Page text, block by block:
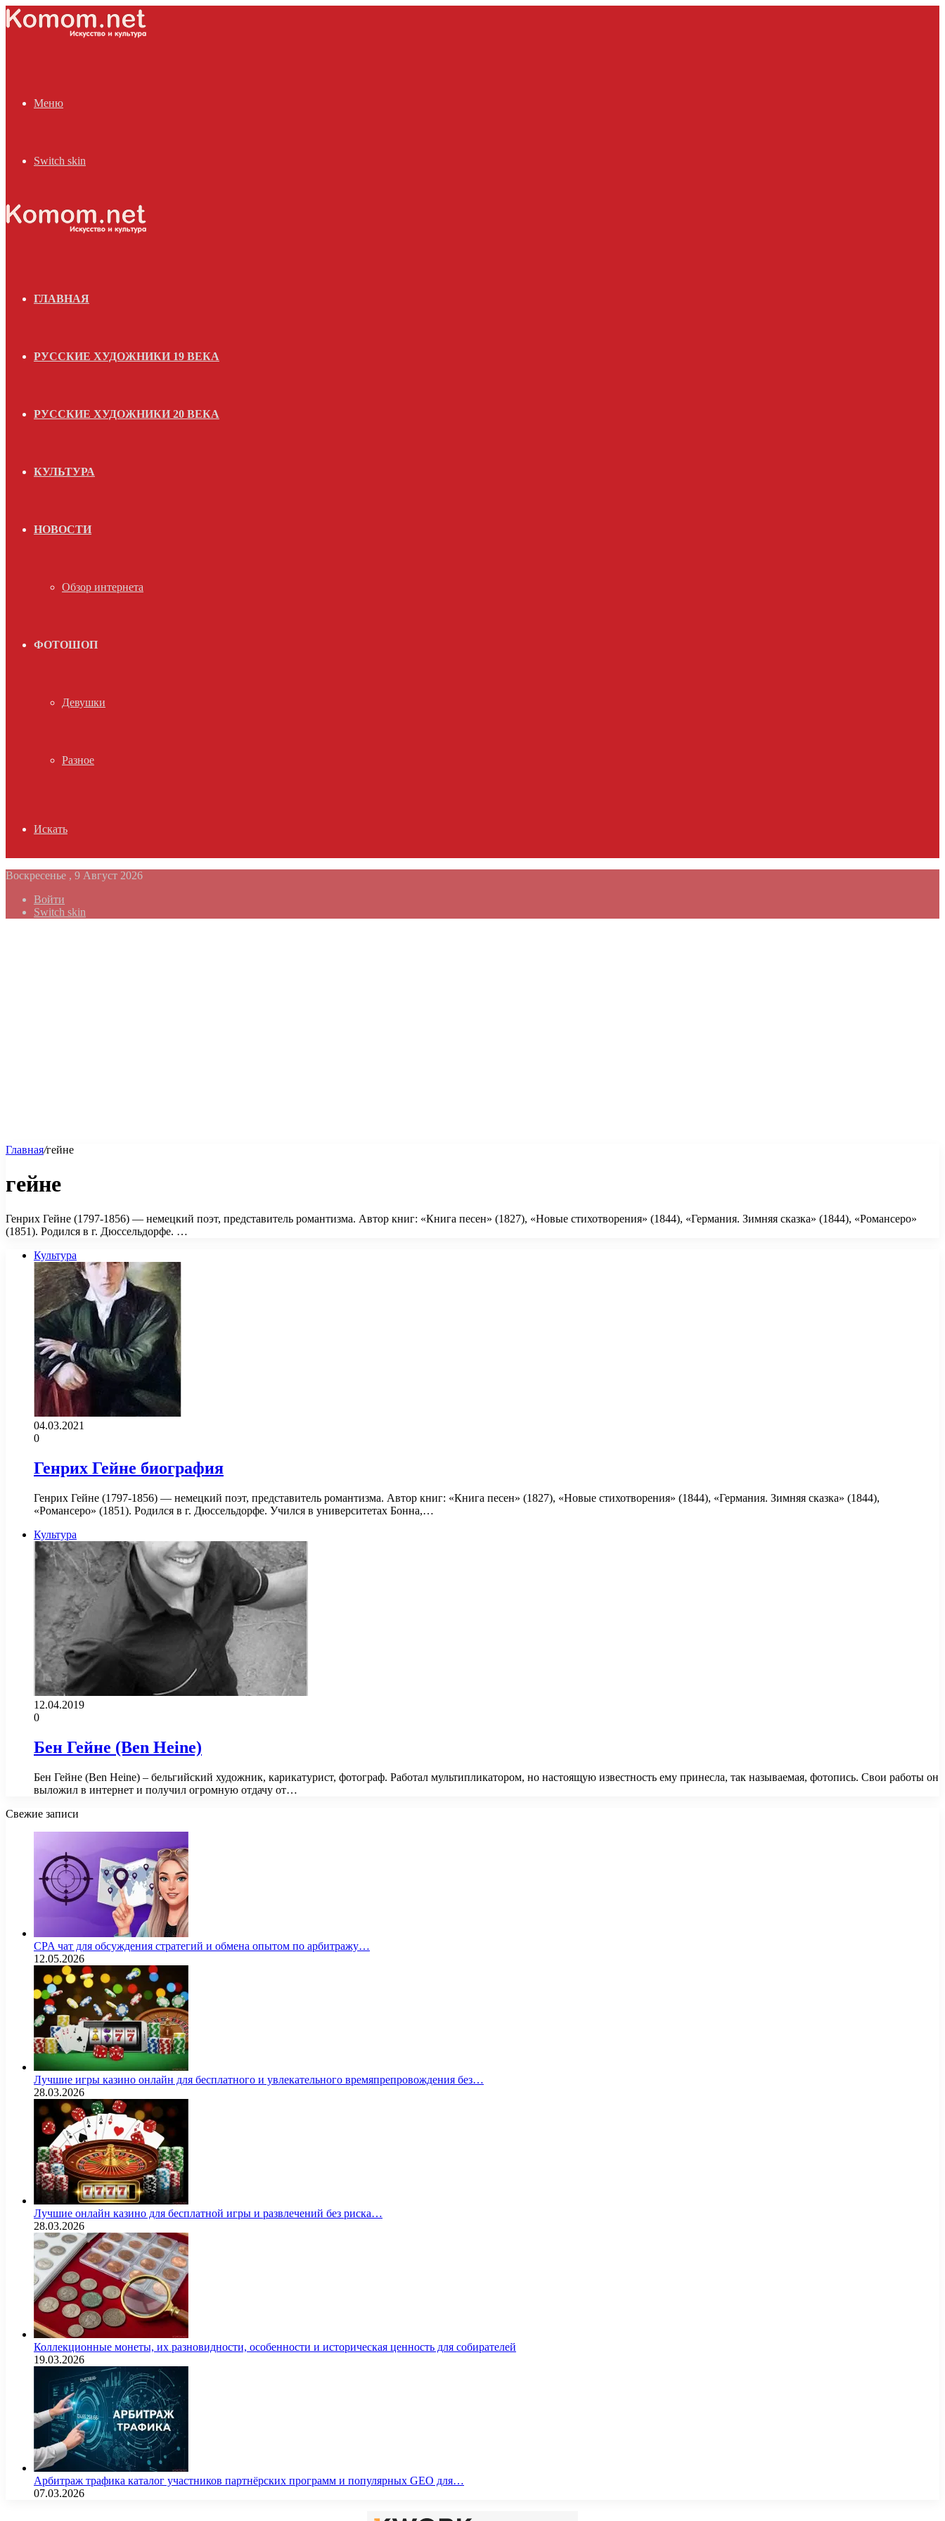
Меню
Switch skin
ГЛАВНАЯ
РУССКИЕ ХУДОЖНИКИ 19 ВЕКА
РУССКИЕ ХУДОЖНИКИ 20 ВЕКА
КУЛЬТУРА
НОВОСТИ
Обзор интернета
ФОТОШОП
Девушки
Разное
Искать
Воскресенье , 9 Август 2026
Войти
Switch skin
Главная/гейне
гейне
Генрих Гейне (1797-1856) — немецкий поэт, представитель романтизма. Автор книг: «Книга песен» (1827), «Новые стихотворения» (1844), «Германия. Зимняя сказка» (1844), «Романсеро»
(1851). Родился в г. Дюссельдорфе. …
Культура
04.03.2021
0
Генрих Гейне биография
Генрих Гейне (1797-1856) — немецкий поэт, представитель романтизма. Автор книг: «Книга песен» (1827), «Новые стихотворения» (1844), «Германия. Зимняя сказка» (1844),
«Романсеро» (1851). Родился в г. Дюссельдорфе. Учился в университетах Бонна,…
Культура
12.04.2019
0
Бен Гейне (Ben Heine)
Бен Гейне (Ben Heine) – бельгийский художник, карикатурист, фотограф. Работал мультипликатором, но настоящую известность ему принесла, так называемая, фотопись. Свои работы он
выложил в интернет и получил огромную отдачу от…
Свежие записи
CPA чат для обсуждения стратегий и обмена опытом по арбитражу…
12.05.2026
Лучшие игры казино онлайн для бесплатного и увлекательного времяпрепровождения без…
28.03.2026
Лучшие онлайн казино для бесплатной игры и развлечений без риска…
28.03.2026
Коллекционные монеты, их разновидности, особенности и историческая ценность для собирателей
19.03.2026
Арбитраж трафика каталог участников партнёрских программ и популярных GEO для…
07.03.2026